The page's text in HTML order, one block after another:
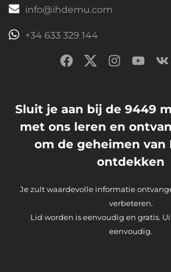
info@ihdemu.com
+34 633 329 144
Sluit je aan bij de 9449
met ons leren en
om de geheimen van
ontdekken
Je zult waardevolle informatie
verbeteren.
Lid worden is eenvoudig en gratis.
eenvoudig.